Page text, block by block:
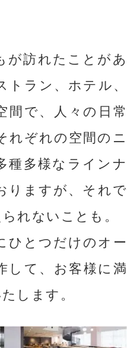
が訪れたことがあ
トラン、ホテル、
間で、人々の日常
れぞれの空間のニ
種多様なラインナ
りますが、それで
れないことも。
ひとつだけのオー
して、お客様に満
します。